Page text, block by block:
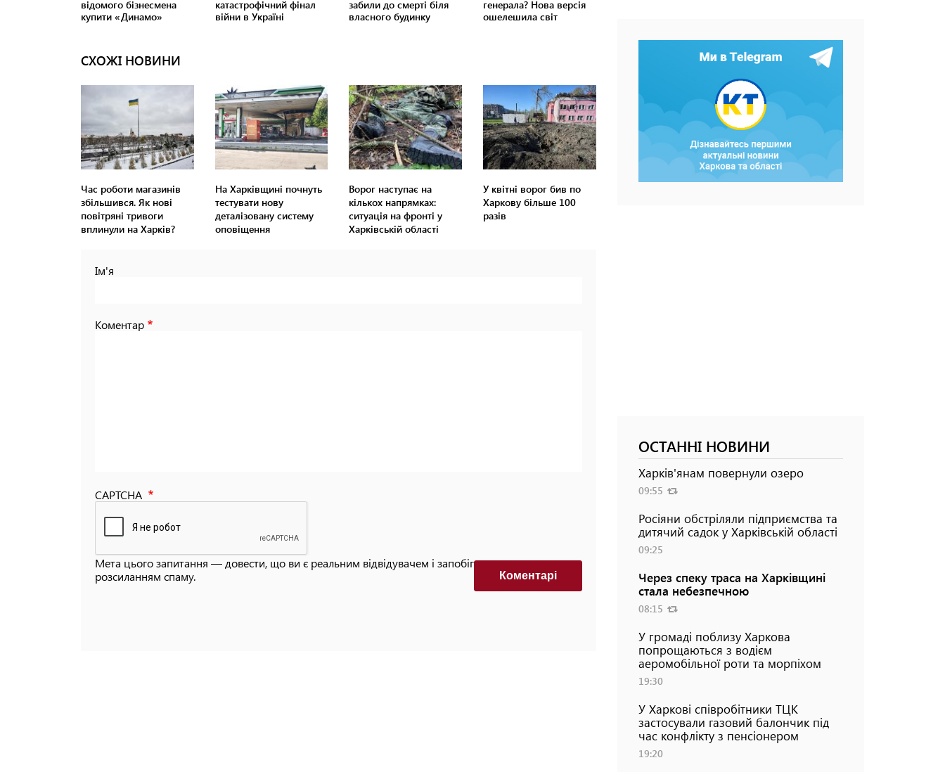
СХОЖІ НОВИНИ
Час роботи магазинів
збільшився. Як нові
повітряні тривоги
вплинули на Харків?
На Харківщині почнуть
тестувати нову
деталізовану систему
оповіщення
Ворог наступає на
кількох напрямках:
ситуація на фронті у
Харківській області
У квітні ворог бив по
Харкову більше 100
разів
Ім'я
Коментар
CAPTCHA
Мета цього запитання — довести, що ви є реальним відвідувачем і запобігти автоматизованим
розсиланням спаму.
Коментарi
ОСТАННІ НОВИНИ
Харків'янам повернули озеро
09:55
Росіяни обстріляли підприємства та
дитячий садок у Харківській області
09:25
Через спеку траса на Харківщині
стала небезпечною
08:15
У громаді поблизу Харкова
попрощаються з водієм
аеромобільної роти та морпіхом
19:30
У Харкові співробітники ТЦК
застосували газовий балончик під
час конфлікту з пенсіонером
19:20